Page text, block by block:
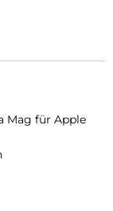
Mag für Apple